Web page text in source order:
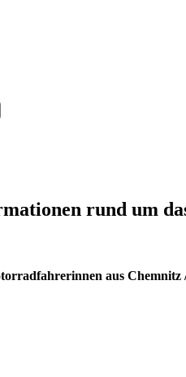
rund um
aus Chemnitz